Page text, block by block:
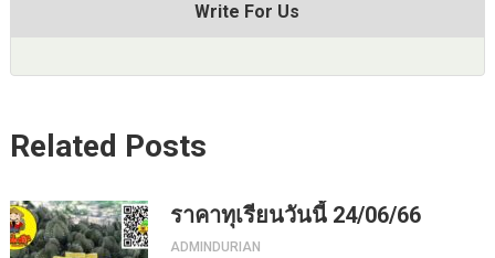
Write For Us
Related Posts
ราคาทุเรียนวันนี้ 24/06/66
ADMINDURIAN